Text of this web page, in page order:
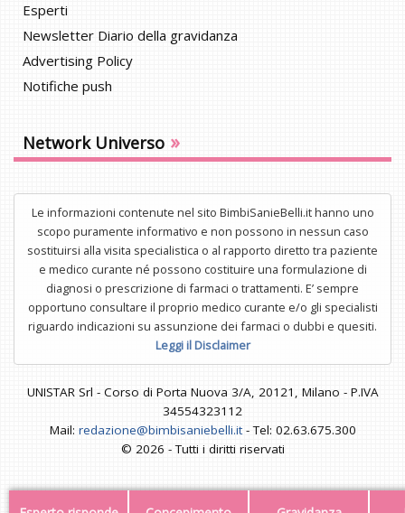
Esperti
Newsletter Diario della gravidanza
Advertising Policy
Notifiche push
Network Universo »
Le informazioni contenute nel sito BimbiSanieBelli.it hanno uno
scopo puramente informativo e non possono in nessun caso
sostituirsi alla visita specialistica o al rapporto diretto tra paziente
e medico curante né possono costituire una formulazione di
diagnosi o prescrizione di farmaci o trattamenti. E’ sempre
opportuno consultare il proprio medico curante e/o gli specialisti
riguardo indicazioni su assunzione dei farmaci o dubbi e quesiti.
Leggi il Disclaimer
UNISTAR Srl - Corso di Porta Nuova 3/A, 20121, Milano - P.IVA
34554323112
Mail: redazione@bimbisaniebelli.it- Tel: 02.63.675.300
© 2026 - Tutti i diritti riservati